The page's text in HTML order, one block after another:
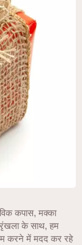
कपास, मक्का
के साथ, हम
करने में मदद कर रहे